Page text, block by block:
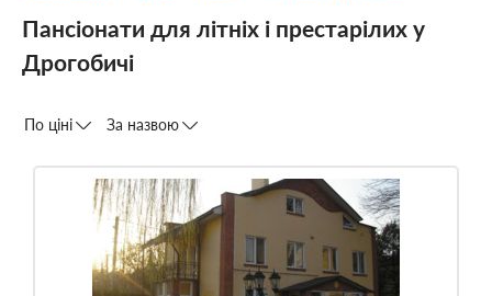
Пансіонати для літніх і престарілих у
Дрогобичі
По ціні За назвою